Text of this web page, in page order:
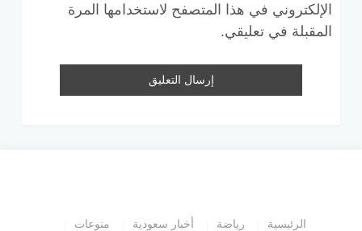
الإلكتروني في هذا المتصفح لاستخدامها المرة
المقبلة في تعليقي.
الرئيسية رياضة أخبار سعودية منوعات